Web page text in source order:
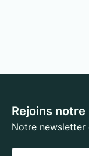
Rejoins
Notre newsletter